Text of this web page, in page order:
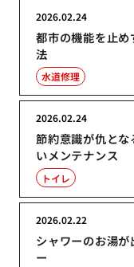
都市の機能を止
法
2026.02.24
水道修理
節約意識が仇と
いメンテナンス
2026.02.24
トイレ
シャワーのお湯
ー
2026.02.22